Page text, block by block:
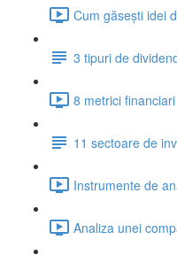
Cum găsești idei
3 tipuri de
8 metrici
11 sectoare de
Instrumente de
Analiza unei